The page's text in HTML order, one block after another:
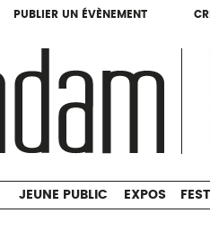
PUBLIER UN ÉVÈNEMENT
PUBLIER UN ÉVÈNEMENT
CIRQUE/RUE JEUNE PUBLIC
JEUNE PUBLIC EXPOS